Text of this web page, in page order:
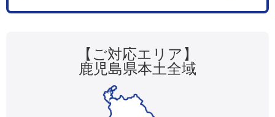
【ご対応エリア】
鹿児島県本土全域